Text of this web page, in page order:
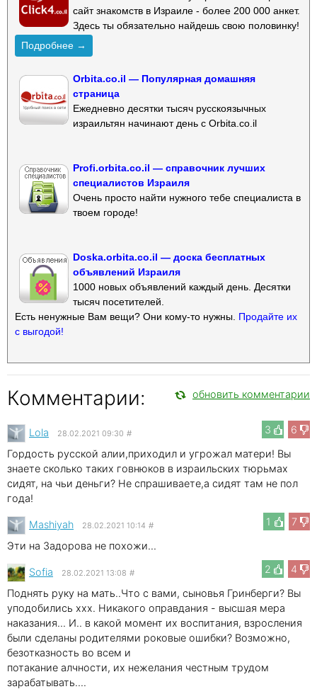
сайт знакомств в Израиле - более 200 000 анкет.
Здесь ты обязательно найдешь свою половинку!
Подробнее →
Orbita.co.il — Популярная домашняя
страница
Ежедневно десятки тысяч русскоязычных
израильтян начинают день с Orbita.co.il
Profi.orbita.co.il — справочник лучших
специалистов Израиля
Очень просто найти нужного тебе специалиста в
твоем городе!
Doska.orbita.co.il — доска бесплатных
объявлений Израиля
1000 новых объявлений каждый день. Десятки
тысяч посетителей.
Есть ненужные Вам вещи? Они кому-то нужны. Продайте их
с выгодой!
Комментарии: обновить комментарии
3 6
Lola 28.02.2021 09:30 #
Гордость русской алии,приходил и угрожал матери! Вы
знаете сколько таких говнюков в израильских тюрьмах
сидят, на чьи деньги? Не спрашиваете,а сидят там не пол
года!
1
7
Mashiyah 28.02.2021 10:14 #
Эти на Задорова не похожи...
2
4
Sofia 28.02.2021 13:08 #
Поднять руку на мать..Что с вами, сыновья Гринберги? Вы
уподобились xxx. Никакого оправдания - высшая мера
наказания... И.. в какой момент их воспитания, взросления
были сделаны родителями роковые ошибки? Возможно,
безотказность во всем и
потакание алчности, их нежелания честным трудом
зарабатывать....